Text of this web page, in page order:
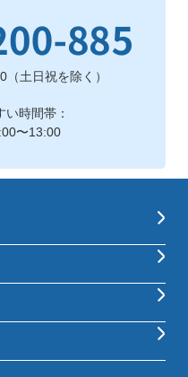
土日祝を除く）
い時間帯：
〜13:00